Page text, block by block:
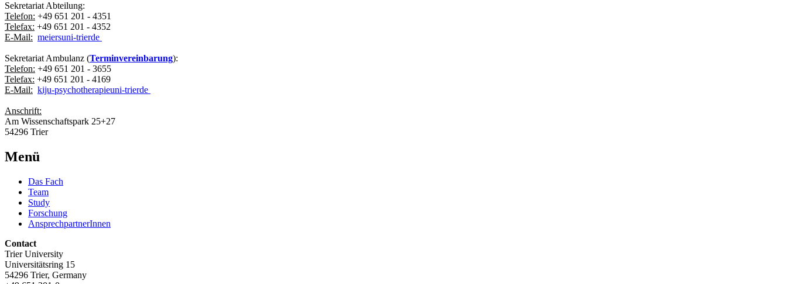
Sekretariat Abteilung:
Telefon: +49 651 201 - 4351
Telefax: +49 651 201 - 4352
E-Mail: meiersuni-trierde
Sekretariat Ambulanz (Terminvereinbarung):
Telefon: +49 651 201 - 3655
Telefax: +49 651 201 - 4169
E-Mail: kiju-psychotherapieuni-trierde
Anschrift:
Am Wissenschaftspark 25+27
54296 Trier
Menü
Das Fach
Team
Study
Forschung
AnsprechpartnerInnen
Contact
Trier University
Universitätsring 15
54296 Trier, Germany